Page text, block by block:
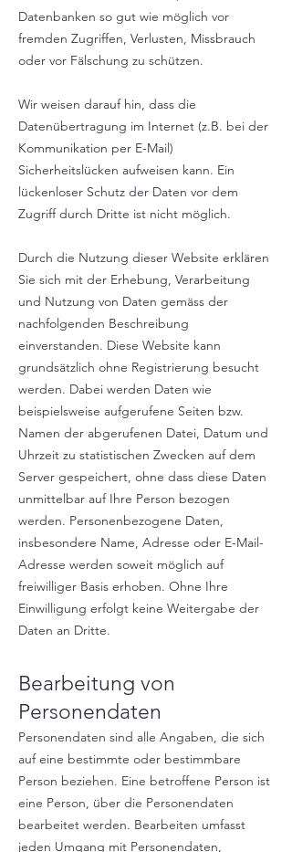
Datenbanken so gut wie möglich vor
fremden Zugriffen, Verlusten, Missbrauch
oder vor Fälschung zu schützen.
Wir weisen darauf hin, dass die
Datenübertragung im Internet (z.B. bei der
Kommunikation per E-Mail)
Sicherheitslücken aufweisen kann. Ein
lückenloser Schutz der Daten vor dem
Zugriff durch Dritte ist nicht möglich.
Durch die Nutzung dieser Website erklären
Sie sich mit der Erhebung, Verarbeitung
und Nutzung von Daten gemäss der
nachfolgenden Beschreibung
einverstanden. Diese Website kann
grundsätzlich ohne Registrierung besucht
werden. Dabei werden Daten wie
beispielsweise aufgerufene Seiten bzw.
Namen der abgerufenen Datei, Datum und
Uhrzeit zu statistischen Zwecken auf dem
Server gespeichert, ohne dass diese Daten
unmittelbar auf Ihre Person bezogen
werden. Personenbezogene Daten,
insbesondere Name, Adresse oder E-Mail-
Adresse werden soweit möglich auf
freiwilliger Basis erhoben. Ohne Ihre
Einwilligung erfolgt keine Weitergabe der
Daten an Dritte.
Bearbeitung von
Personendaten
Personendaten sind alle Angaben, die sich
auf eine bestimmte oder bestimmbare
Person beziehen. Eine betroffene Person ist
eine Person, über die Personendaten
bearbeitet werden. Bearbeiten umfasst
jeden Umgang mit Personendaten,